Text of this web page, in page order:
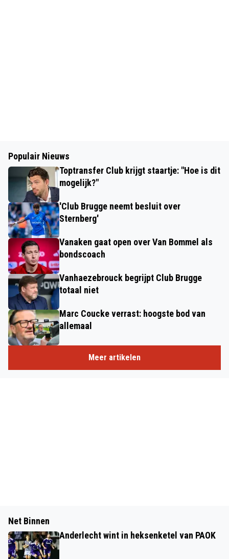
Populair Nieuws
Toptransfer Club krijgt staartje: "Hoe is dit
mogelijk?"
'Club Brugge neemt besluit over
Sternberg'
Vanaken gaat open over Van Bommel als
bondscoach
Vanhaezebrouck begrijpt Club Brugge
totaal niet
Marc Coucke verrast: hoogste bod van
allemaal
Meer artikelen
Net Binnen
Anderlecht wint in heksenketel van PAOK